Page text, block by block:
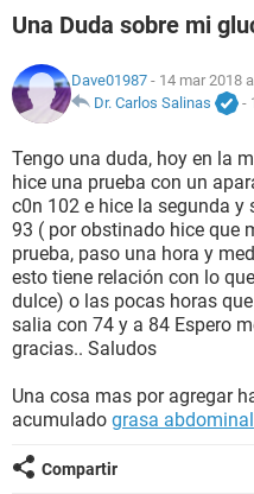
NUTRICIÓN
BIENESTAR
SEXUALIDAD
GLOSARIO
Una Duda sobre mi
Dave01987 - 14 mar 2018
Dr. Carlos Salinas
-
Tengo una duda, hoy en la
hice una prueba con un
c0n 102 e hice la segunda y
93 ( por obstinado hice que
prueba, paso una hora y
esto tiene relación con lo
dulce) o las pocas horas
salia con 74 y a 84 Espero
gracias.. Saludos
Una cosa mas por agregar
acumulado grasa abdominal
Compartir